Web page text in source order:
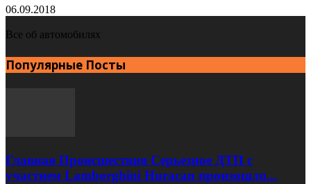
06.09.2018
Все об автомобилях
Популярные Посты
Главная Происшествия Серьезное ДТП с
участием Lamborghini Huracan произошло...